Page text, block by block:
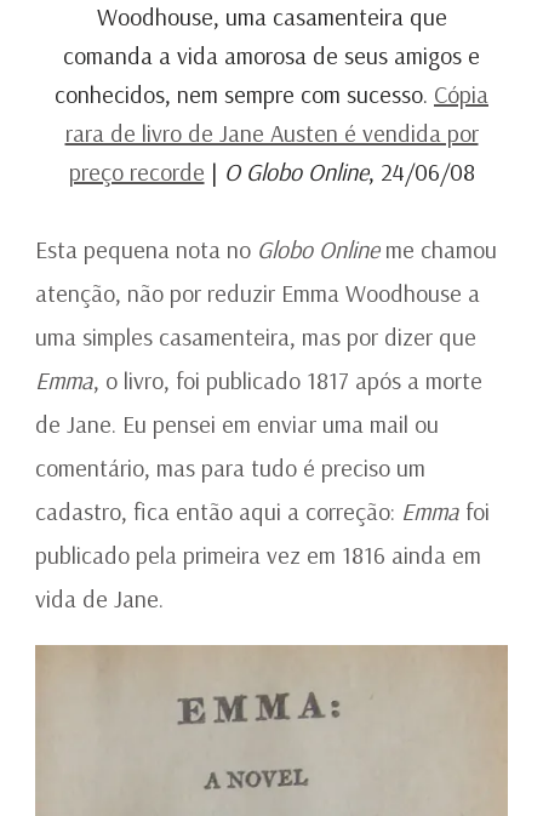
Woodhouse, uma casamenteira que
comanda a vida amorosa de seus amigos e
conhecidos, nem sempre com sucesso. Cópia
rara de livro de Jane Austen é vendida por
preço recorde | O Globo Online, 24/06/08
Esta pequena nota no Globo Onlineme chamou
atenção, não por reduzir Emma Woodhouse a
uma simples casamenteira, mas por dizer que
Emma, o livro, foi publicado 1817 após a morte
de Jane. Eu pensei em enviar uma mail ou
comentário, mas para tudo é preciso um
cadastro, fica então aqui a correção: Emma foi
publicado pela primeira vez em 1816 ainda em
vida de Jane.